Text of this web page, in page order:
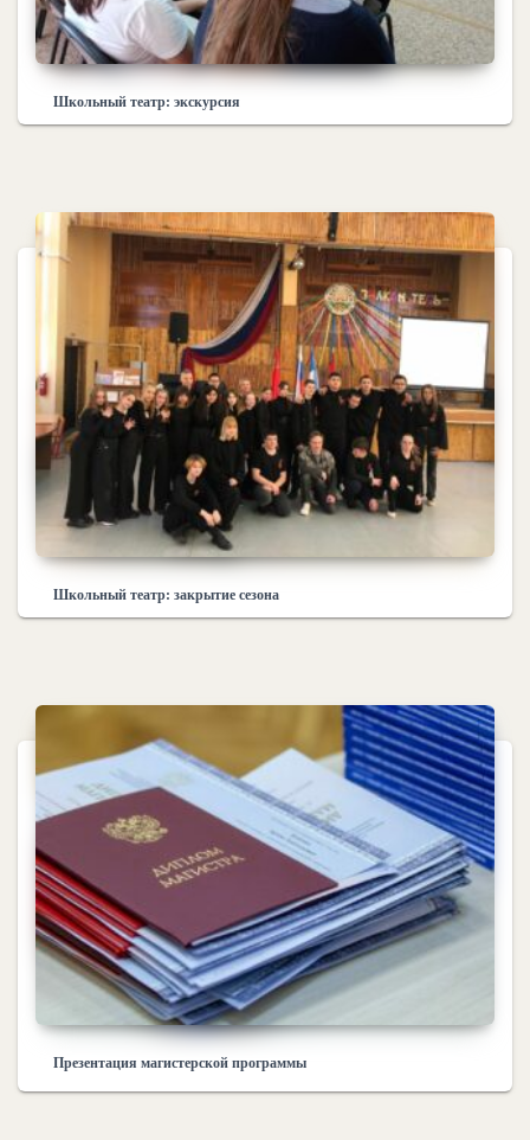
Школьный театр: экскурсия
Школьный театр: закрытие сезона
Презентация магистерской программы